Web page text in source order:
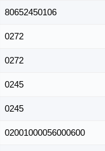
80652450106
0272
0272
0245
0245
02001000056000600